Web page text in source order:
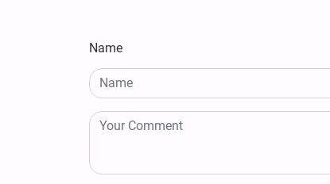
Name